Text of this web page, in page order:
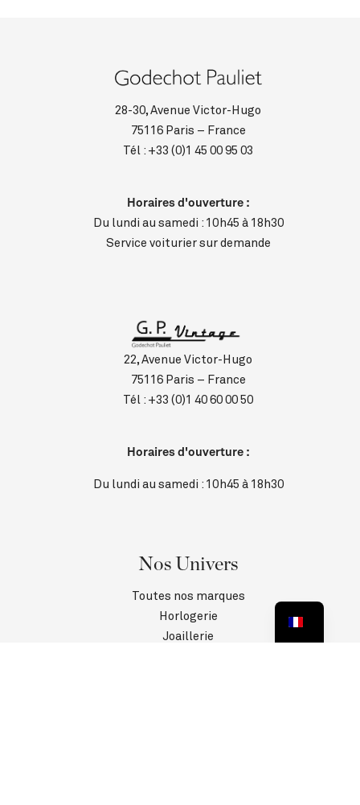
28-30, Avenue Victor-Hugo
75116 Paris – France
Tél : +33 (0)1 45 00 95 03
Horaires d'ouverture :
Du lundi au samedi : 10h45 à 18h30
Service voiturier sur demande
22, Avenue Victor-Hugo
75116 Paris – France
Tél : +33 (0)1 40 60 00 50
Horaires d'ouverture :
Du lundi au samedi : 10h45 à 18h30
Nos Univers
Toutes nos marques
Horlogerie
Joaillerie